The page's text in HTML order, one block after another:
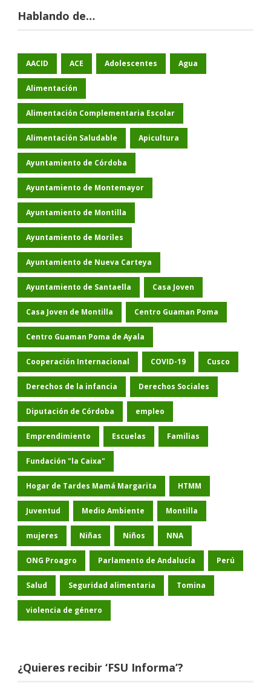
Hablando de…
AACID ACE Adolescentes Agua
Alimentación
Alimentación Complementaria Escolar
Alimentación Saludable Apicultura
Ayuntamiento de Córdoba
Ayuntamiento de Montemayor
Ayuntamiento de Montilla
Ayuntamiento de Moriles
Ayuntamiento de Nueva Carteya
Ayuntamiento de Santaella Casa Joven
Casa Joven de Montilla Centro Guaman Poma
Centro Guaman Poma de Ayala
Cooperación Internacional COVID-19 Cusco
Derechos de la infancia Derechos Sociales
Diputación de Córdoba empleo
Emprendimiento Escuelas Familias
Fundación "la Caixa"
Hogar de Tardes Mamá Margarita HTMM
Juventud Medio Ambiente Montilla
mujeres Niñas Niños NNA
ONG Proagro Parlamento de Andalucía Perú
Salud Seguridad alimentaria Tomina
violencia de género
¿Quieres recibir ‘FSU Informa’?